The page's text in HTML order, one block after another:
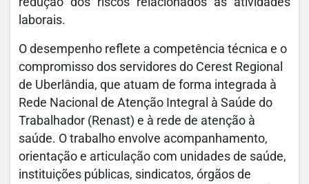
laborais.
O desempenho reflete a competência técnica e o
compromisso dos servidores do Cerest Regional
de Uberlândia, que atuam de forma integrada à
Rede Nacional de Atenção Integral à Saúde do
Trabalhador (Renast) e à rede de atenção à
saúde. O trabalho envolve acompanhamento,
orientação e articulação com unidades de saúde,
instituições públicas, sindicatos, órgãos de